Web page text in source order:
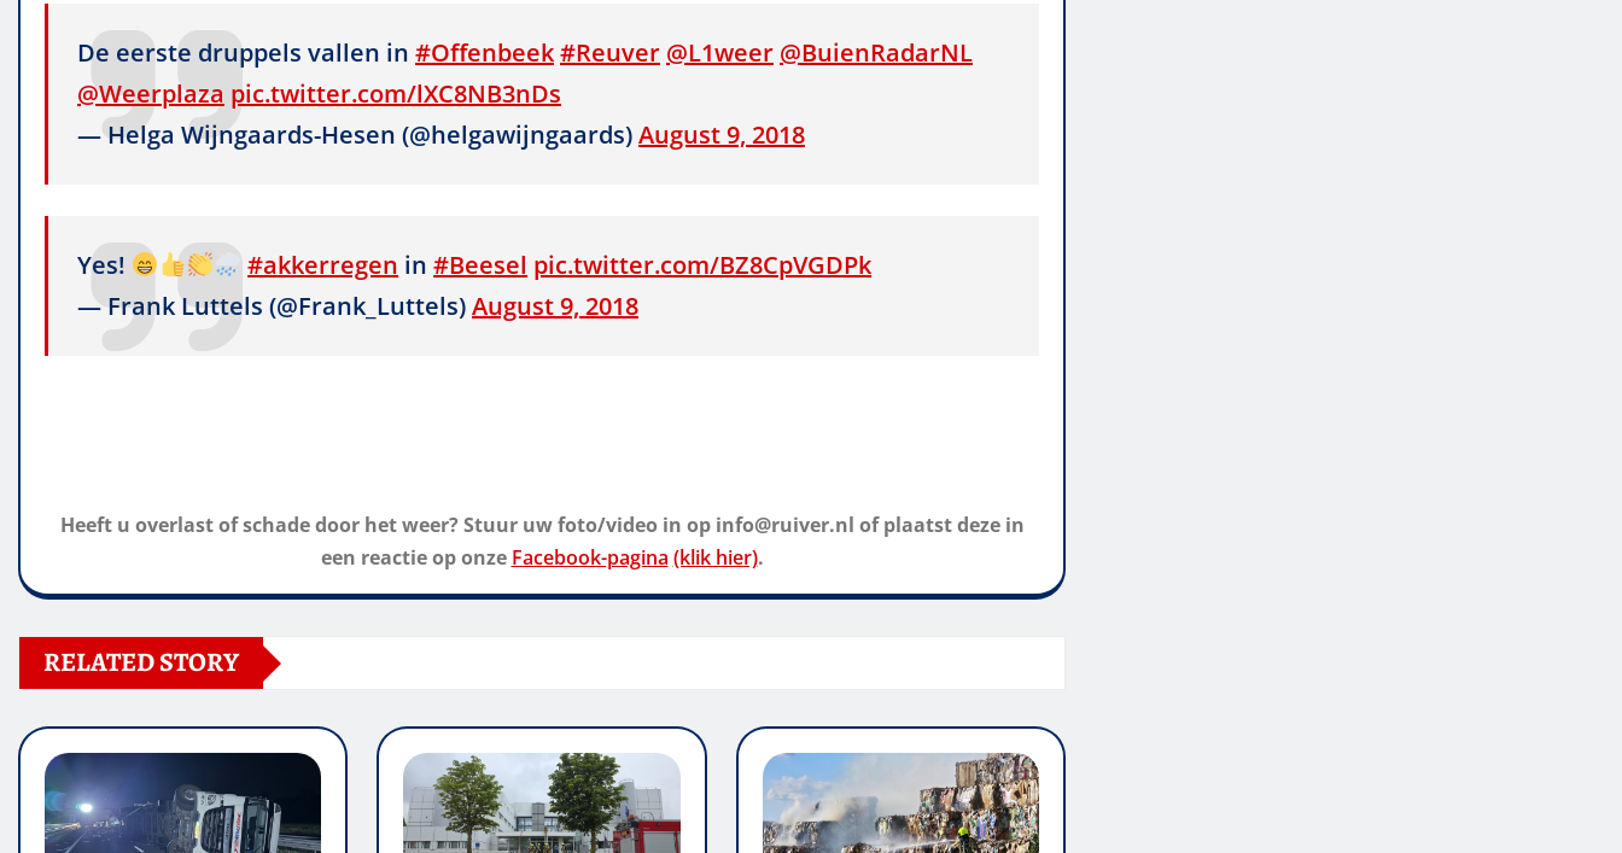
De eerste druppels vallen in #Offenbeek#Reuver @L1weer @BuienRadarNL
@Weerplaza pic.twitter.com/lXC8NB3nDs
— Helga Wijngaards-Hesen (@helgawijngaards)August 9, 2018
Yes! #akkerregen in#Beesel pic.twitter.com/BZ8CpVGDPk
— Frank Luttels (@Frank_Luttels)August 9, 2018
Heeft u overlast of schade door het weer? Stuur uw foto/video in op info@ruiver.nl of plaatst deze in
een reactie op onze Facebook-pagina (klik hier).
RELATED STORY